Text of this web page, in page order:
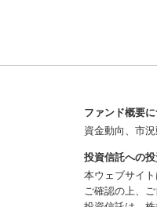
ファンド概要
資金動向、市
投資信託への
本ウェブサイ
ご確認の上、ご